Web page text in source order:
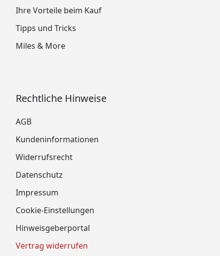
Ihre Vorteile beim Kauf
Tipps und Tricks
Miles & More
Rechtliche Hinweise
AGB
Kundeninformationen
Widerrufsrecht
Datenschutz
Impressum
Cookie-Einstellungen
Hinweisgeberportal
Vertrag widerrufen